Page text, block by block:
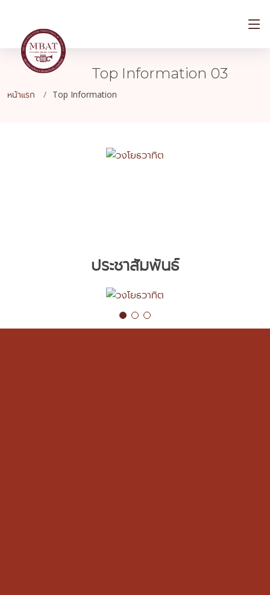
Top Information 03
หน้าแรก Top Information
ประชาสัมพันธ์